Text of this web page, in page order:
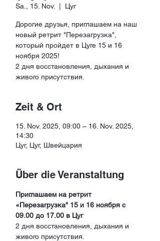
Sa., 15. Nov. Цуг
Дорогие друзья, приглашаем на наш
новый ретрит "Перезагрузка",
который пройдет в Цуге 15 и 16
ноября 2025!
2 дня восстановления, дыхания и
живого присутствия.
Zeit & Ort
15. Nov. 2025, 09:00 – 16. Nov. 2025,
14:30
Цуг, Цуг, Швейцария
Über die Veranstaltung
Приглашаем на ретрит
«Перезагрузка" 15 и 16 ноября с
09.00 до 17.00 в Цуг
2 дня восстановления, дыхания и
живого присутствия.